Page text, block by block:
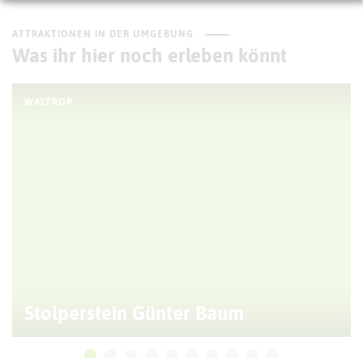
ATTRAKTIONEN IN DER UMGEBUNG
Was ihr hier noch erleben könnt
WALTROP
Stolperstein Günter Baum